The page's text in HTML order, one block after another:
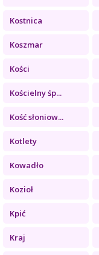
Kostnica
Koszmar
Kości
Kościelny śp...
Kość słoniow...
Kotlety
Kowadło
Kozioł
Kpić
Kraj